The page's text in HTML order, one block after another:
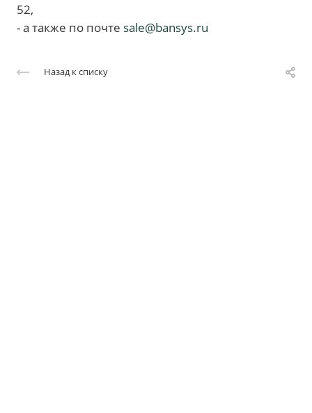
52,
- а также по почте sale@bansys.ru
Назад к списку